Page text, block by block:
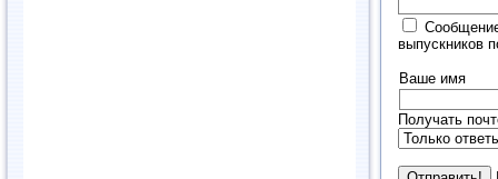
выпускников
Ваше имя
Получать